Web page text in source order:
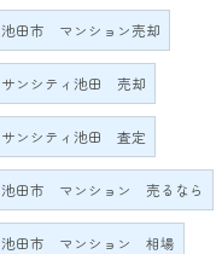
池田市 マンション売却
サンシティ池田 売却
サンシティ池田 査定
池田市 マンション 売るなら
池田市 マンション 相場